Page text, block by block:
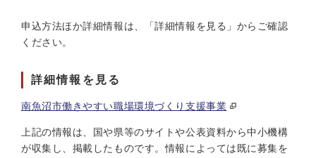
申込方法ほか詳細情報は、「詳細情報を見る」からご確認
ください。
詳細情報を見る
南魚沼市働きやすい職場環境づくり支援事業
上記の情報は、国や県等のサイトや公表資料から中小機構
が収集し、掲載したものです。情報によっては既に募集を